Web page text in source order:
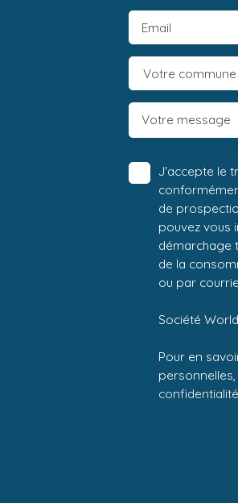
Email
Votre commune
Votre message
J'accepte le
de
pouvez vous
démarchage
de la
ou par
Société
Pour en
confidentialité